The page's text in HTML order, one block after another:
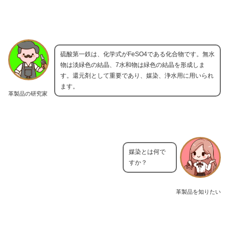
革製品の研究家
硫酸第一鉄は、化学式がFeSO4である化合物です。無水
物は淡緑色の結晶、7水和物は緑色の結晶を形成しま
す。還元剤として重要であり、媒染、浄水用に用いられ
ます。
革製品を知りたい
媒染とは何で
すか？